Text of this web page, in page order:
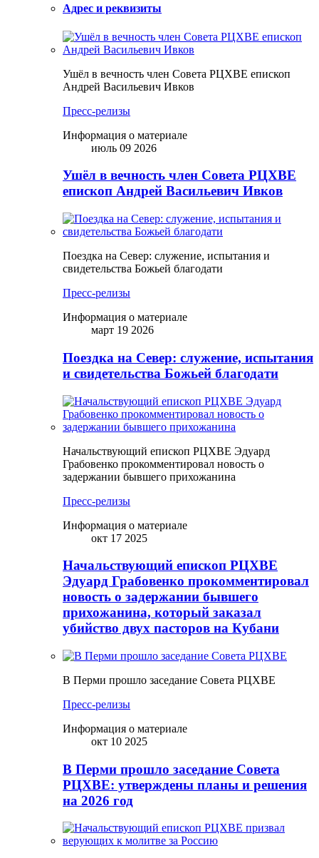
Адрес и реквизиты
Ушёл в вечность член Совета РЦХВЕ епископ
Андрей Васильевич Ивков
Пресс-релизы
Информация о материале
июль 09 2026
Ушёл в вечность член Совета РЦХВЕ
епископ Андрей Васильевич Ивков
Поездка на Север: служение, испытания и
свидетельства Божьей благодати
Пресс-релизы
Информация о материале
март 19 2026
Поездка на Север: служение, испытания
и свидетельства Божьей благодати
Начальствующий епископ РЦХВЕ Эдуард
Грабовенко прокомментировал новость о
задержании бывшего прихожанина
Пресс-релизы
Информация о материале
окт 17 2025
Начальствующий епископ РЦХВЕ
Эдуард Грабовенко прокомментировал
новость о задержании бывшего
прихожанина, который заказал
убийство двух пасторов на Кубани
В Перми прошло заседание Совета РЦХВЕ
Пресс-релизы
Информация о материале
окт 10 2025
В Перми прошло заседание Совета
РЦХВЕ: утверждены планы и решения
на 2026 год